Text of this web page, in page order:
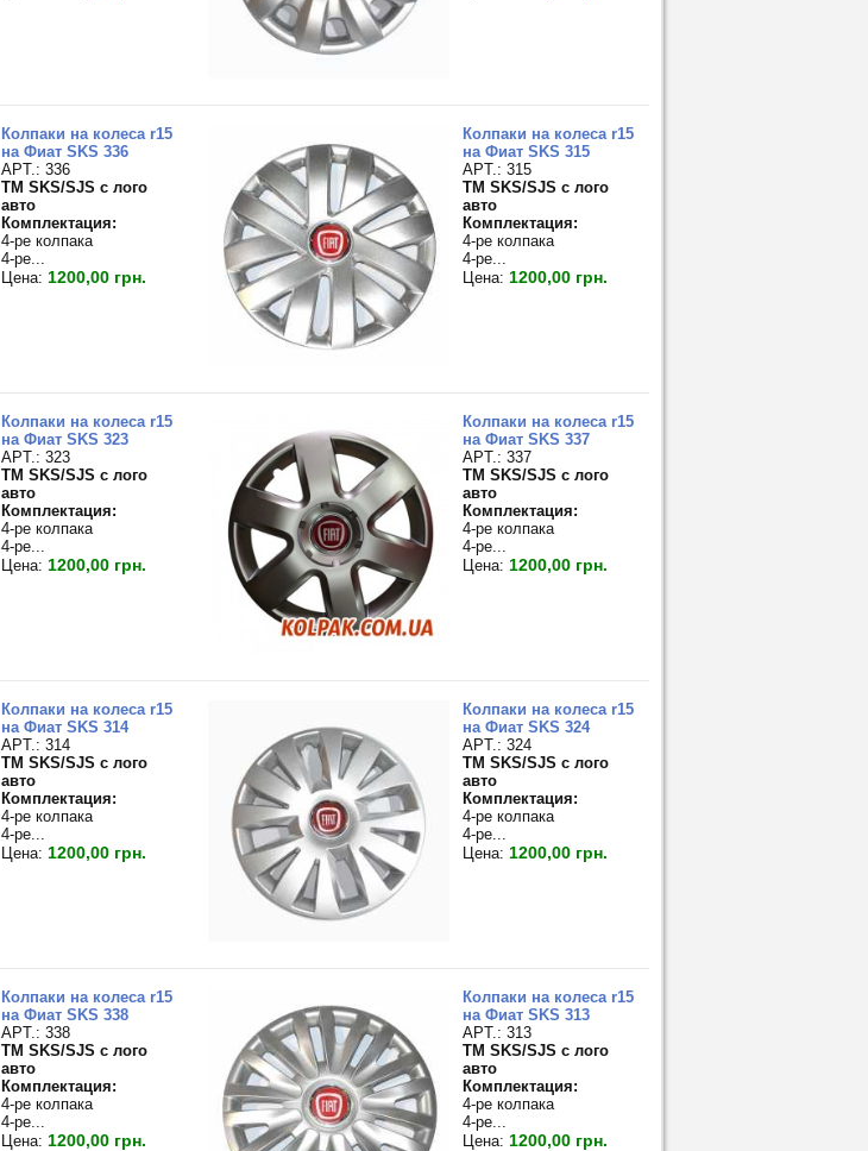
Колпаки на колеса r15
на Фиат SKS 336
APT.: 336
TM SKS/SJS с лого
авто
Комплектация:
4-ре колпака
4-ре...
Цена: 1200,00 грн.
Колпаки на колеса r15
на Фиат SKS 315
APT.: 315
TM SKS/SJS с лого
авто
Комплектация:
4-ре колпака
4-ре...
Цена:1200,00 грн.
Колпаки на колеса r15
на Фиат SKS 323
APT.: 323
TM SKS/SJS с лого
авто
Комплектация:
4-ре колпака
4-ре...
Цена: 1200,00 грн.
Колпаки на колеса r15
на Фиат SKS 337
APT.: 337
TM SKS/SJS с лого
авто
Комплектация:
4-ре колпака
4-ре...
Цена:1200,00 грн.
Колпаки на колеса r15
на Фиат SKS 314
APT.: 314
TM SKS/SJS с лого
авто
Комплектация:
4-ре колпака
4-ре...
Цена: 1200,00 грн.
Колпаки на колеса r15
на Фиат SKS 324
APT.: 324
TM SKS/SJS с лого
авто
Комплектация:
4-ре колпака
4-ре...
Цена:1200,00 грн.
Колпаки на колеса r15
на Фиат SKS 338
APT.: 338
TM SKS/SJS с лого
авто
Комплектация:
4-ре колпака
4-ре...
Цена: 1200,00 грн.
Колпаки на колеса r15
на Фиат SKS 313
APT.: 313
TM SKS/SJS с лого
авто
Комплектация:
4-ре колпака
4-ре...
Цена:1200,00 грн.